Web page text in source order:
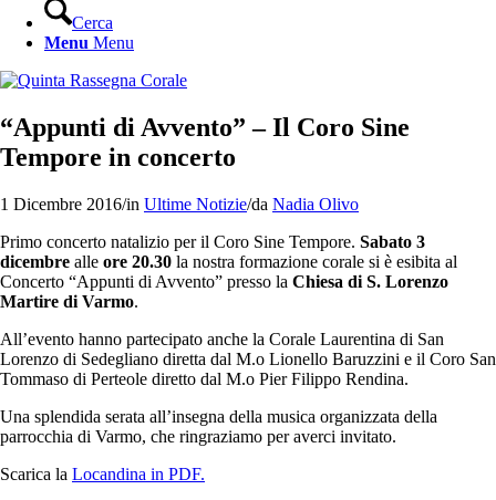
Cerca
Menu Menu
“Appunti di Avvento” – Il Coro Sine
Tempore in concerto
1 Dicembre 2016/in Ultime Notizie/da Nadia Olivo
Primo concerto natalizio per il Coro Sine Tempore. Sabato 3
dicembre alle ore 20.30 la nostra formazione corale si è esibita al
Concerto “Appunti di Avvento” presso la Chiesa di S. Lorenzo
Martire di Varmo.
All’evento hanno partecipato anche la Corale Laurentina di San
Lorenzo di Sedegliano diretta dal M.o Lionello Baruzzini e il Coro San
Tommaso di Perteole diretto dal M.o Pier Filippo Rendina.
Una splendida serata all’insegna della musica organizzata della
parrocchia di Varmo, che ringraziamo per averci invitato.
Scarica la Locandina in PDF.